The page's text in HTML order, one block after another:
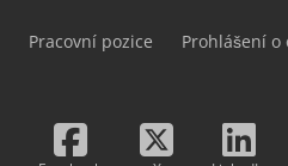
Pracovní pozice Prohlášení